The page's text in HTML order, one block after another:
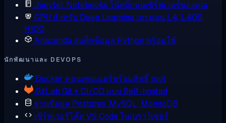
Jupyter Notebooks โน้ตบุ๊กบนเซิร์ฟเวอร์ของคุณ
GPU สำหรับ Deep Learning เทรนบน L4, L40S,
H100
Anaconda สแต็กข้อมูล Python พร้อมใช้
นักพัฒนาและ DEVOPS
Docker คอนเทนเนอร์พร้อมสิทธิ์ root
GitLab Git + CI/CD แบบ Self-hosted
ฐานข้อมูล Postgres, MySQL, MongoDB
เซิร์ฟเวอร์โค้ดVS Code ในเบราว์เซอร์